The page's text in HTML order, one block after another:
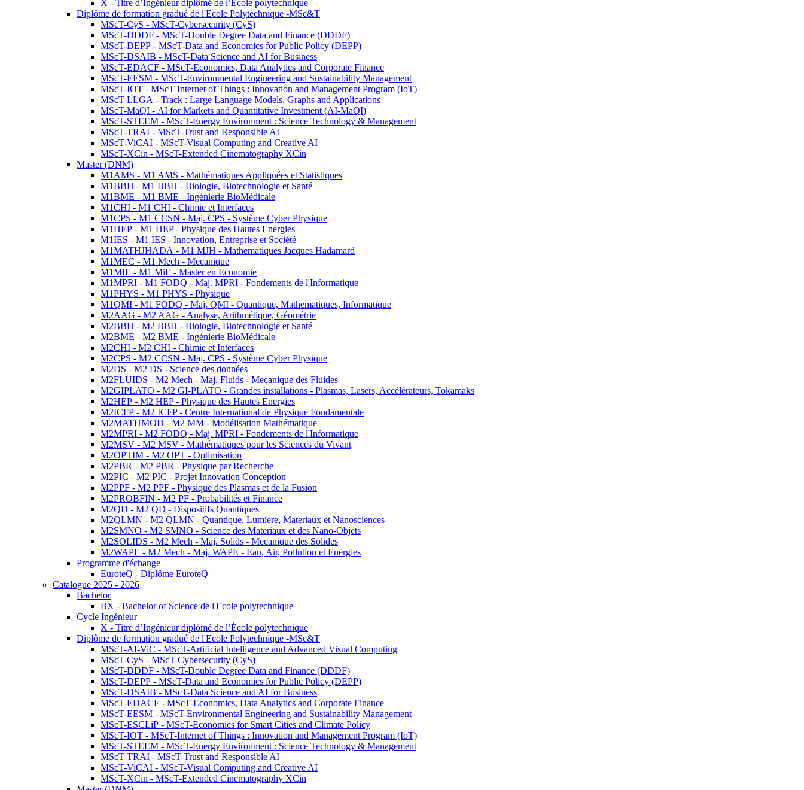
X - Titre d’Ingénieur diplômé de l’École polytechnique
Diplôme de formation gradué de l'Ecole Polytechnique -MSc&T
MScT-CyS - MScT-Cybersecurity (CyS)
MScT-DDDF - MScT-Double Degree Data and Finance (DDDF)
MScT-DEPP - MScT-Data and Economics for Public Policy (DEPP)
MScT-DSAIB - MScT-Data Science and AI for Business
MScT-EDACF - MScT-Economics, Data Analytics and Corporate Finance
MScT-EESM - MScT-Environmental Engineering and Sustainability Management
MScT-IOT - MScT-Internet of Things : Innovation and Management Program (IoT)
MScT-LLGA - Track : Large Language Models, Graphs and Applications
MScT-MaQI - AI for Markets and Quantitative Investment (AI-MaQI)
MScT-STEEM - MScT-Energy Environment : Science Technology & Management
MScT-TRAI - MScT-Trust and Responsible AI
MScT-ViCAI - MScT-Visual Computing and Creative AI
MScT-XCin - MScT-Extended Cinematography XCin
Master (DNM)
M1AMS - M1 AMS - Mathématiques Appliquées et Statistiques
M1BBH - M1 BBH - Biologie, Biotechnologie et Santé
M1BME - M1 BME - Ingénierie BioMédicale
M1CHI - M1 CHI - Chimie et Interfaces
M1CPS - M1 CCSN - Maj. CPS - Système Cyber Physique
M1HEP - M1 HEP - Physique des Hautes Energies
M1IES - M1 IES - Innovation, Entreprise et Société
M1MATHJHADA - M1 MJH - Mathematiques Jacques Hadamard
M1MEC - M1 Mech - Mecanique
M1MIE - M1 MiE - Master en Economie
M1MPRI - M1 FODQ - Maj. MPRI - Fondements de l'Informatique
M1PHYS - M1 PHYS - Physique
M1QMI - M1 FODQ - Maj. QMI - Quantique, Mathematiques, Informatique
M2AAG - M2 AAG - Analyse, Arithmétique, Géométrie
M2BBH - M2 BBH - Biologie, Biotechnologie et Santé
M2BME - M2 BME - Ingénierie BioMédicale
M2CHI - M2 CHI - Chimie et Interfaces
M2CPS - M2 CCSN - Maj. CPS - Système Cyber Physique
M2DS - M2 DS - Science des données
M2FLUIDS - M2 Mech - Maj. Fluids - Mecanique des Fluides
M2GIPLATO - M2 GI-PLATO - Grandes installations - Plasmas, Lasers, Accélérateurs, Tokamaks
M2HEP - M2 HEP - Physique des Hautes Energies
M2ICFP - M2 ICFP - Centre International de Physique Fondamentale
M2MATHMOD - M2 MM - Modélisation Mathématique
M2MPRI - M2 FODQ - Maj. MPRI - Fondements de l'Informatique
M2MSV - M2 MSV - Mathématiques pour les Sciences du Vivant
M2OPTIM - M2 OPT - Optimisation
M2PBR - M2 PBR - Physique par Recherche
M2PIC - M2 PIC - Projet Innovation Conception
M2PPF - M2 PPF - Physique des Plasmas et de la Fusion
M2PROBFIN - M2 PF - Probabilités et Finance
M2QD - M2 QD - Dispositifs Quantiques
M2QLMN - M2 QLMN - Quantique, Lumiere, Materiaux et Nanosciences
M2SMNO - M2 SMNO - Science des Materiaux et des Nano-Objets
M2SOLIDS - M2 Mech - Maj. Solids - Mecanique des Solides
M2WAPE - M2 Mech - Maj. WAPE - Eau, Air, Pollution et Energies
Programme d'échange
EuroteQ - Diplôme EuroteQ
Catalogue 2025 - 2026
Bachelor
BX - Bachelor of Science de l'Ecole polytechnique
Cycle Ingénieur
X - Titre d’Ingénieur diplômé de l’École polytechnique
Diplôme de formation gradué de l'Ecole Polytechnique -MSc&T
MScT-AI-ViC - MScT-Artificial Intelligence and Advanced Visual Computing
MScT-CyS - MScT-Cybersecurity (CyS)
MScT-DDDF - MScT-Double Degree Data and Finance (DDDF)
MScT-DEPP - MScT-Data and Economics for Public Policy (DEPP)
MScT-DSAIB - MScT-Data Science and AI for Business
MScT-EDACF - MScT-Economics, Data Analytics and Corporate Finance
MScT-EESM - MScT-Environmental Engineering and Sustainability Management
MScT-ESCLiP - MScT-Economics for Smart Cities and Climate Policy
MScT-IOT - MScT-Internet of Things : Innovation and Management Program (IoT)
MScT-STEEM - MScT-Energy Environment : Science Technology & Management
MScT-TRAI - MScT-Trust and Responsible AI
MScT-ViCAI - MScT-Visual Computing and Creative AI
MScT-XCin - MScT-Extended Cinematography XCin